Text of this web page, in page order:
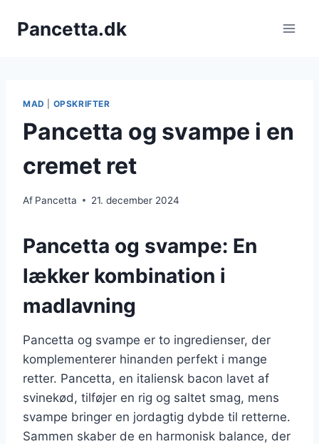
Pancetta.dk
MAD OPSKRIFTER
Pancetta og svampe i en
cremet ret
Af Pancetta 21. december 2024
Pancetta og svampe: En
lækker kombination i
madlavning
Pancetta og svampe er to ingredienser, der
komplementerer hinanden perfekt i mange
retter. Pancetta, en italiensk bacon lavet af
svinekød, tilføjer en rig og saltet smag, mens
svampe bringer en jordagtig dybde til retterne.
Sammen skaber de en harmonisk balance, der